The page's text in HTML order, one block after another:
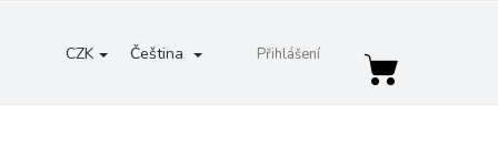
CZK Čeština Přihlášení
Nákupní